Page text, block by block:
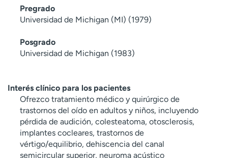
Pregrado
Universidad de Michigan (MI) (1979)
Posgrado
Universidad de Michigan (1983)
Interés clínico para los pacientes
Ofrezco tratamiento médico y quirúrgico de
trastornos del oído en adultos y niños, incluyendo
pérdida de audición, colesteatoma, otosclerosis,
implantes cocleares, trastornos de
vértigo/equilibrio, dehiscencia del canal
semicircular superior, neuroma acústico